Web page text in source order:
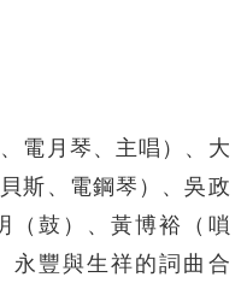
電月琴、主唱）、大
斯、電鋼琴）、吳政
（鼓）、黃博裕（嗩
永豐與生祥的詞曲合